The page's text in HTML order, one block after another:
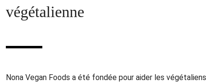
végétalienne
Nona Vegan Foods a été fondée pour aider les végétaliens